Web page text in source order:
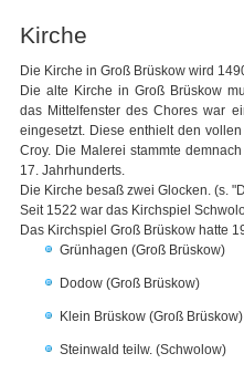
Kirche
Die Kirche in Groß Brüskow wird
Die alte Kirche in Groß Brüskow
das Mittelfenster des Chores war
eingesetzt. Diese enthielt den
Croy. Die Malerei stammte
17. Jahrhunderts.
Die Kirche besaß zwei Glocken. (s.
Seit 1522 war das Kirchspiel
Das Kirchspiel Groß Brüskow hatte
Grünhagen (Groß Brüskow)
Dodow (Groß Brüskow)
Klein Brüskow (Groß Brüskow)
Steinwald teilw. (Schwolow)